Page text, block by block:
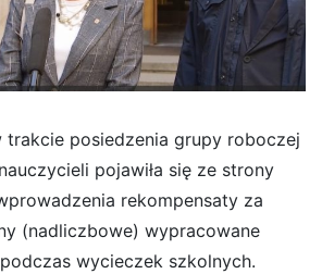
trakcie posiedzenia grupy roboczej
pojawiła się ze strony
rekompensaty za
(nadliczbowe) wypracowane
wycieczek szkolnych.